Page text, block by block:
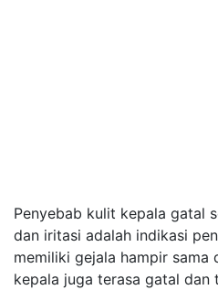
Penyebab kulit kepala gatal
dan iritasi adalah indikasi
memiliki gejala hampir sama
kepala juga terasa gatal dan